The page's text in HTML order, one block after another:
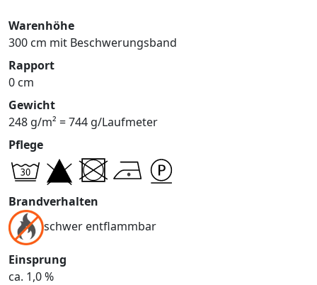
Warenhöhe
300 cm mit Beschwerungsband
Rapport
0 cm
Gewicht
248 g/m² = 744 g/Laufmeter
Pflege
Brandverhalten
schwer entflammbar
Einsprung
ca. 1,0 %